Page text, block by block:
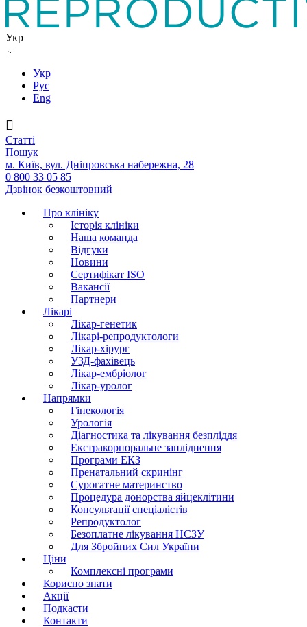
Укр
Укр
Рус
Eng
Статтi
Пошук
м. Київ, вул. Дніпровська набережна, 28
0 800 33 05 85
Дзвінок безкоштовний
Про клініку
Історія клініки
Наша команда
Вiдгуки
Новини
Сертифікат ISO
Вакансії
Партнери
Лікарі
Лікар-генетик
Лікарі-репродуктологи
Лікар-хірург
УЗД-фахівець
Лікар-ембріолог
Лікар-уролог
Напрямки
Гінекологія
Урологія
Діагностика та лікування безпліддя
Екстракорпоральне запліднення
Програми ЕКЗ
Пренатальний скринінг
Сурогатне материнство
Процедура донорства яйцеклітини
Консультації спеціалістів
Репродуктолог
Безоплатне лікування НСЗУ
Для Збройних Сил України
Ціни
Комплексні програми
Корисно знати
Акції
Подкасти
Контакти